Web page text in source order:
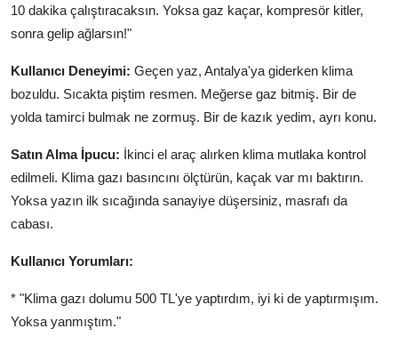
10 dakika çalıştıracaksın. Yoksa gaz kaçar, kompresör kitler,
sonra gelip ağlarsın!"
Kullanıcı Deneyimi: Geçen yaz, Antalya'ya giderken klima
bozuldu. Sıcakta piştim resmen. Meğerse gaz bitmiş. Bir de
yolda tamirci bulmak ne zormuş. Bir de kazık yedim, ayrı konu.
Satın Alma İpucu: İkinci el araç alırken klima mutlaka kontrol
edilmeli. Klima gazı basıncını ölçtürün, kaçak var mı baktırın.
Yoksa yazın ilk sıcağında sanayiye düşersiniz, masrafı da
cabası.
Kullanıcı Yorumları:
* "Klima gazı dolumu 500 TL'ye yaptırdım, iyi ki de yaptırmışım.
Yoksa yanmıştım."